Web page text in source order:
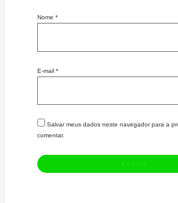
Nome *
E-mail *
Salvar meus dados neste navegador para a
comentar.